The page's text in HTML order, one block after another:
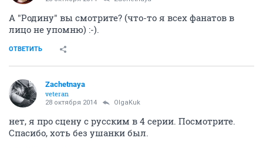
А "Родину" вы смотрите? (что-то я всех фанатов в
лицо не упомню) :-).
ОТВЕТИТЬ
Zachetnaya
veteran
28 октября 2014 OlgaKuk
нет, я про сцену с русским в 4 серии. Посмотрите.
Спасибо, хоть без ушанки был.